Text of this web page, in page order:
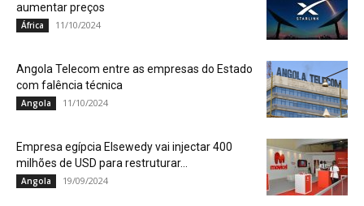
aumentar preços
África 11/10/2024
Angola Telecom entre as empresas do Estado
com falência técnica
Angola 11/10/2024
Empresa egípcia Elsewedy vai injectar 400
milhões de USD para restruturar...
Angola 19/09/2024